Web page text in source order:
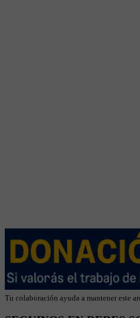
Tu colaboración ayuda a mantener este